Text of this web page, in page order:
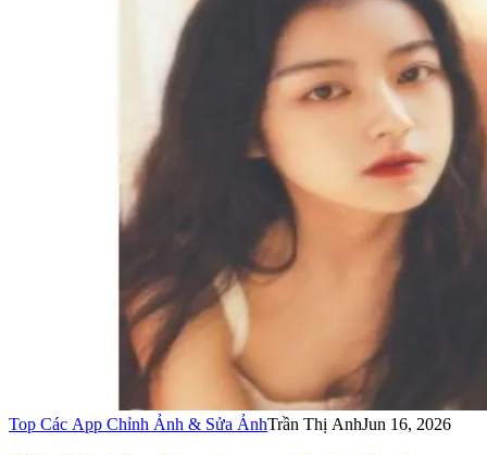
Top Các App Chỉnh Ảnh & Sửa ẢnhTrần Thị AnhJun 16, 2026